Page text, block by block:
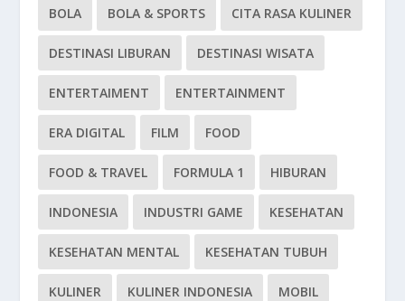
BOLA BOLA & SPORTS CITA RASA KULINER
DESTINASI LIBURAN DESTINASI WISATA
ENTERTAIMENT ENTERTAINMENT
ERA DIGITAL FILM FOOD
FOOD & TRAVEL FORMULA 1 HIBURAN
INDONESIA INDUSTRI GAME KESEHATAN
KESEHATAN MENTAL KESEHATAN TUBUH
KULINER KULINER INDONESIA MOBIL